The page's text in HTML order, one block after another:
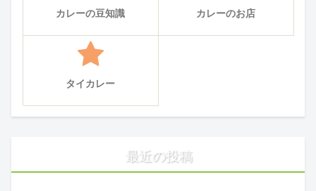
カレーの豆知識 カレーのお店
タイカレー
最近の投稿